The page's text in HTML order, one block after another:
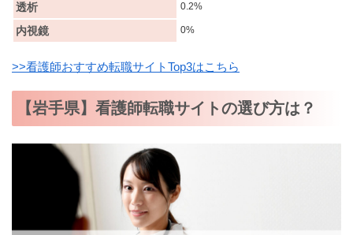
透析 0.2%
内視鏡 0%
>>看護師おすすめ転職サイトTop3はこちら
【岩手県】看護師転職サイトの選び方は？